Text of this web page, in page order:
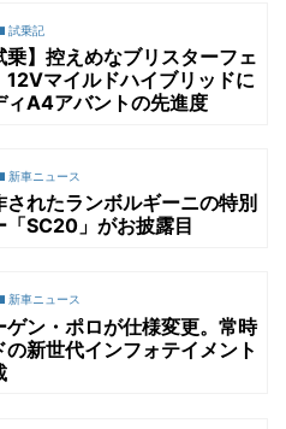
試乗記
乗】控えめなブリスターフェ
12Vマイルドハイブリッドに
ィA4アバントの先進度
新車ニュース
されたランボルギーニの特別
「SC20」がお披露目
新車ニュース
ゲン・ポロが仕様変更。常時
の新世代インフォテイメント